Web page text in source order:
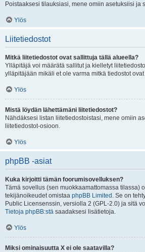
Poistaaksesi tilauksiasi, mene omiin asetuksiisi ja
Ylös
Liitetiedostot
Mitkä liitetiedostot ovat sallittuja tällä alueella?
Ylläpitäjä voi määrätä sallitut ja kielletyt
ylläpitäjään mikäli et ole varma mitkä tiedostot
Ylös
Mistä löydän lähettämäni liitetiedostot?
Nähdäksesi listan liitetiedostoistasi, mene omiin
liitetiedostot-osioon.
Ylös
phpBB -asiat
Kuka kirjoitti tämän foorumisovelluksen?
Tämä sovellus (sen muokkaamattomassa tilassa)
tekijänoikeudet omistaa phpBB Limited . Se on
Public Licensenssin, versiolla 2 (GPL-2.0) ja sitä
Tietoja phpBB:stä saadaksesi lisätietoja.
Ylös
Miksi ominaisuutta X ei ole saatavilla?